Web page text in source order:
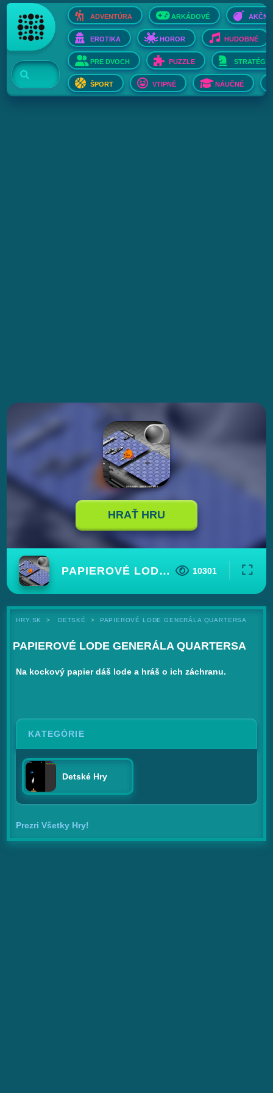
ADVENTÚRA ARKÁDOVÉ AKČNÉ
EROTIKA HOROR HUDOBNÉ
PRE DVOCH PUZZLE STRATÉGIE
ŠPORT VTIPNÉ NÁUČNÉ
HRAŤ HRU
PAPIEROVÉ LODE GENERÁLA QUARTERSA 10301
HRY.SK DETSKÉ PAPIEROVÉ LODE GENERÁLA QUARTERSA
PAPIEROVÉ LODE GENERÁLA QUARTERSA
Na kockový papier dáš lode a hráš o ich záchranu.
KATEGÓRIE
Detské Hry
Prezri Všetky Hry!